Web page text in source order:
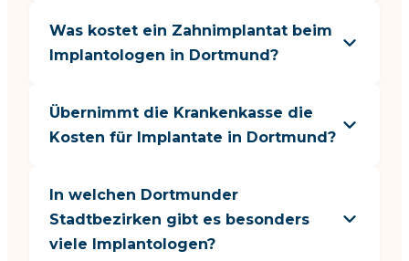
Was kostet ein Zahnimplantat beim
Implantologen in Dortmund?
Übernimmt die Krankenkasse die
Kosten für Implantate in Dortmund?
In welchen Dortmunder
Stadtbezirken gibt es besonders
viele Implantologen?